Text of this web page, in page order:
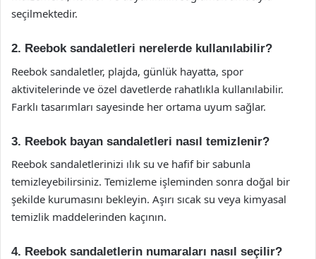
seçilmektedir.
2. Reebok sandaletleri nerelerde kullanılabilir?
Reebok sandaletler, plajda, günlük hayatta, spor
aktivitelerinde ve özel davetlerde rahatlıkla kullanılabilir.
Farklı tasarımları sayesinde her ortama uyum sağlar.
3. Reebok bayan sandaletleri nasıl temizlenir?
Reebok sandaletlerinizi ılık su ve hafif bir sabunla
temizleyebilirsiniz. Temizleme işleminden sonra doğal bir
şekilde kurumasını bekleyin. Aşırı sıcak su veya kimyasal
temizlik maddelerinden kaçının.
4. Reebok sandaletlerin numaraları nasıl seçilir?